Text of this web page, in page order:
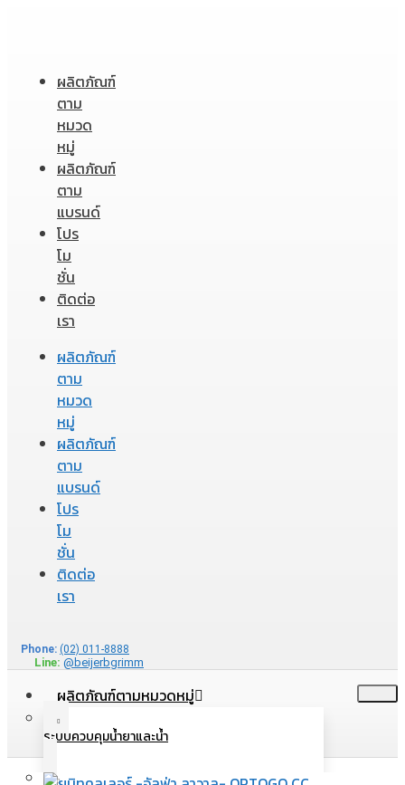
ผลิตภัณฑ์
ตาม
หมวด
หมู่
ผลิตภัณฑ์
ตาม
แบรนด์
โปร
โม
ชั่น
ติดต่อ
เรา
ผลิตภัณฑ์
ตาม
หมวด
หมู่
ผลิตภัณฑ์
ตาม
แบรนด์
โปร
โม
ชั่น
ติดต่อ
เรา
Phone: (02) 011-8888
Line: @beijerbgrimm
ผลิตภัณฑ์ตามหมวดหมู่
ระบบควบคุมน้ำยาและน้ำ